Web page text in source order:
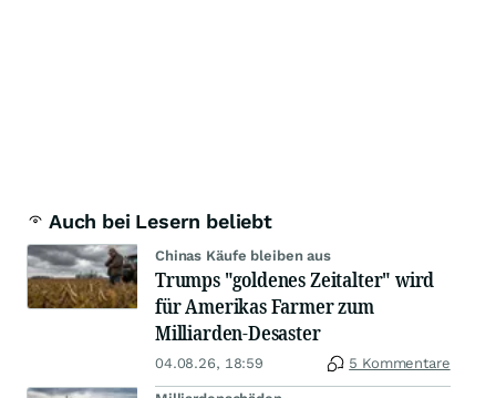
Auch bei Lesern beliebt
Chinas Käufe bleiben aus
Trumps "goldenes Zeitalter" wird
für Amerikas Farmer zum
Milliarden-Desaster
04.08.26, 18:59 5 Kommentare